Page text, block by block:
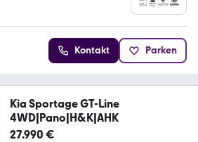
Kontakt Parken
Kia Sportage GT-Line
4WD|Pano|H&K|AHK
27.990 €